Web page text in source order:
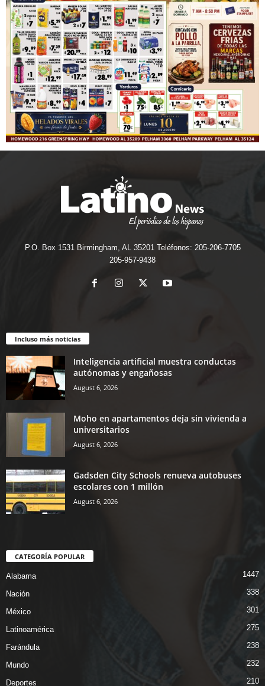
P.O. Box 1531 Birmingham, AL 35201 Teléfonos: 205-206-7705
205-957-9438
Incluso más noticias
Inteligencia artificial muestra conductas
autónomas y engañosas
August 6, 2026
Moho en apartamentos deja sin vivienda a
universitarios
August 6, 2026
Gadsden City Schools renueva autobuses
escolares con 1 millón
August 6, 2026
CATEGORÍA POPULAR
Alabama 1447
Nación 338
México 301
Latinoamérica 275
Farándula 238
Mundo 232
Deportes 210